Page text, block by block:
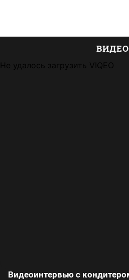
ВИДЕО
Не удалось загрузить VIQEO